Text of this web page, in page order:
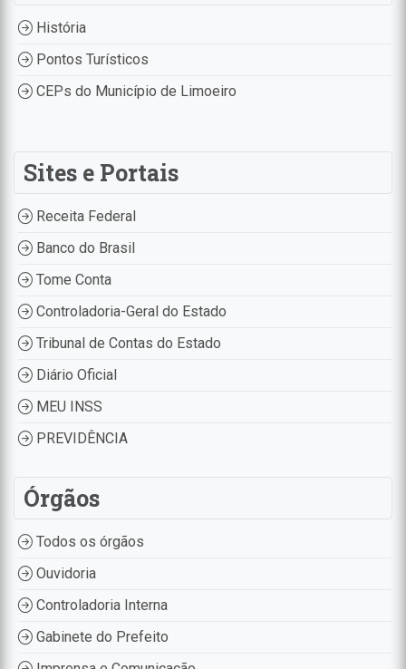
História
Pontos Turísticos
CEPs do Município de Limoeiro
Sites e Portais
Receita Federal
Banco do Brasil
Tome Conta
Controladoria-Geral do Estado
Tribunal de Contas do Estado
Diário Oficial
MEU INSS
PREVIDÊNCIA
Órgãos
Todos os órgãos
Ouvidoria
Controladoria Interna
Gabinete do Prefeito